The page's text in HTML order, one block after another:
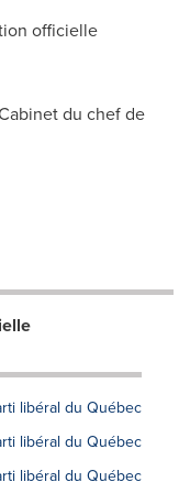
officielle
du chef de
libéral du Québec
libéral du Québec
libéral du Québec